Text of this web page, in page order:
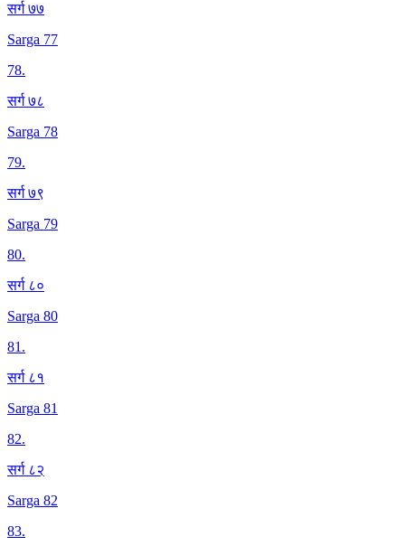
सर्ग ७७
Sarga 77
78.
सर्ग ७८
Sarga 78
79.
सर्ग ७९
Sarga 79
80.
सर्ग ८०
Sarga 80
81.
सर्ग ८१
Sarga 81
82.
सर्ग ८२
Sarga 82
83.